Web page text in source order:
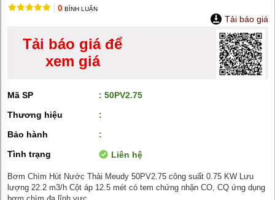
VÍT
THỰC
HÚT
PHUY
BƠM
NGHIỆP
BƠM
DẦU
0 BÌNH LUẬN
Tải báo giá
Tải báo giá để
xem giá
Mã SP
: 50PV2.75
Thương hiệu
:
Bảo hành
:
Tình trạng
Liên hệ
Bơm Chìm Hút Nước Thải Meudy 50PV2.75 công suất 0.75 KW Lưu
lượng 22.2 m3/h Cột áp 12.5 mét có tem chứng nhận CO, CQ ứng dụng